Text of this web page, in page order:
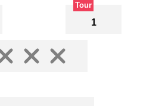
Tour
1